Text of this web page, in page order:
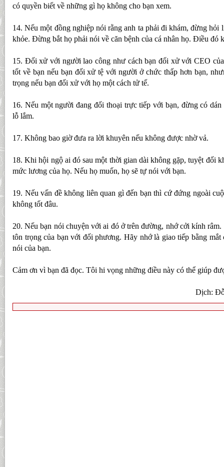
có quyền biết về những gì họ không cho bạn xem.
14. Nếu một đồng nghiệp nói rằng anh ta phải đi khám, đừng hỏi
khỏe. Đừng bắt họ phải nói về căn bệnh của cá nhân họ. Điều đó
15. Đối xử với người lao công như cách bạn đối xử với CEO
tốt về bạn nếu bạn đối xử tệ với người ở chức thấp hơn bạn,
trọng nếu bạn đối xử với họ một cách tử tế.
16. Nếu một người đang đối thoại trực tiếp với bạn, đừng có
lỗ lắm.
17. Không bao giờ đưa ra lời khuyên nếu không được nhờ vả.
18. Khi hội ngộ ai đó sau một thời gian dài không gặp, tuyệt đối
mức lương của họ. Nếu họ muốn, họ sẽ tự nói với bạn.
19. Nếu vấn đề không liên quan gì đến bạn thì cứ đứng ngoài
không tốt đâu.
20. Nếu bạn nói chuyện với ai đó ở trên đường, nhớ cởi kính
tôn trọng của bạn với đối phương. Hãy nhớ là giao tiếp bằng
nói của bạn.
Cảm ơn vì bạn đã đọc. Tôi hi vọng những điều này có thể giúp
Dịch: